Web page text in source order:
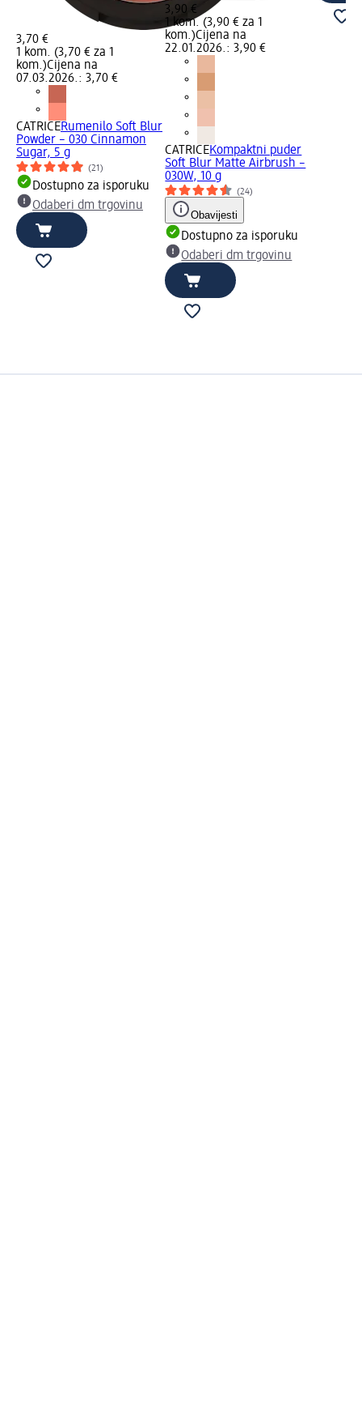
3,70 €
1 kom. (3,70 € za 1
kom.)Cijena na
07.03.2026.: 3,70 €
CATRICERumenilo Soft Blur
Powder – 030 Cinnamon
Sugar, 5 g
(21)
Dostupno za isporuku
Odaberi dm trgovinu
3,90 €
1 kom. (3,90 € za 1
kom.)Cijena na
22.01.2026.: 3,90 €
CATRICEKompaktni puder
Soft Blur Matte Airbrush –
030W, 10 g
(24)
Obavijesti
Dostupno za isporuku
Odaberi dm trgovinu